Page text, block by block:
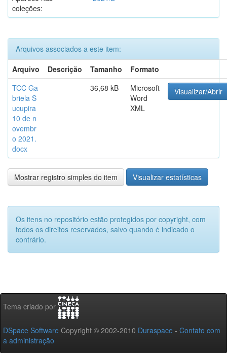
coleções:
Arquivos associados a este item:
Arquivo
Descrição Tamanho
Formato
TCC Ga
briela S
ucupira
10 de n
ovembr
o 2021.
docx
36,68 kB
Microsoft
Word
XML
Visualizar/Abrir
Mostrar registro simples do item Visualizar estatísticas
Os itens no repositório estão protegidos por copyright, com
todos os direitos reservados, salvo quando é indicado o
contrário.
Tema criado por
DSpace Software Copyright © 2002-2010 Duraspace - Contato com
a administração